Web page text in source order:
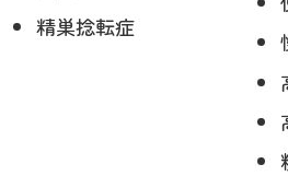
精巣捻転症